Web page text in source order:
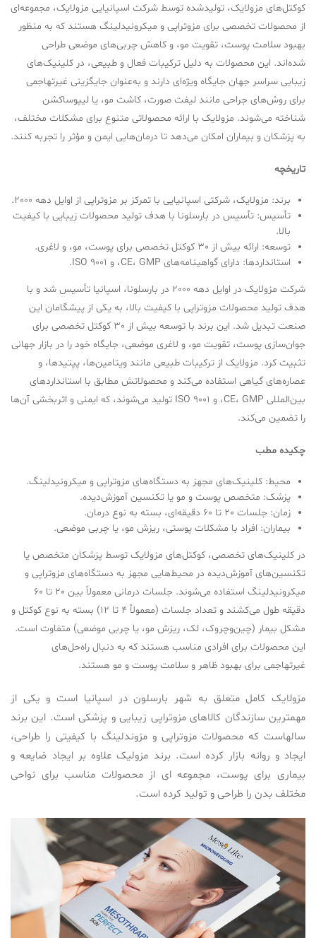
کوکتل‌های مزولایک، تولیدشده توسط شرکت اسپانیایی مزولایک، مجموعه‌ای
از محصولات تخصصی برای مزوتراپی و میکرونیدلینگ هستند که به منظور
بهبود سلامت پوست، تقویت مو، و کاهش چربی‌های موضعی طراحی
شده‌اند. این محصولات به دلیل ترکیبات فعال و طبیعی، در کلینیک‌های
زیبایی سراسر جهان جایگاه ویژه‌ای دارند و به‌عنوان جایگزینی غیرتهاجمی
برای روش‌های جراحی مانند لیفت صورت، کاشت مو، یا لیپوساکشن
شناخته می‌شوند. مزولایک با ارائه محصولاتی متنوع برای مشکلات مختلف،
به پزشکان و بیماران امکان می‌دهد تا درمان‌هایی ایمن و مؤثر را تجربه کنند.
تاریخچه
برند: مزولایک، شرکتی اسپانیایی با تمرکز بر مزوتراپی از اوایل دهه 2000.
تأسیس: تأسیس در بارسلونا با هدف تولید محصولات زیبایی با کیفیت
بالا.
توسعه: ارائه بیش از 30 کوکتل تخصصی برای پوست، مو، و لاغری.
استانداردها: دارای گواهینامه‌های CE، GMP، و ISO 9001.
شرکت مزولایک در اوایل دهه 2000 در بارسلونا، اسپانیا تأسیس شد و با
هدف تولید محصولات مزوتراپی با کیفیت بالا، به یکی از پیشگامان این
صنعت تبدیل شد. این برند با توسعه بیش از 30 کوکتل تخصصی برای
جوان‌سازی پوست، تقویت مو، و لاغری موضعی، جایگاه خود را در بازار جهانی
تثبیت کرد. مزولایک از ترکیبات طبیعی مانند ویتامین‌ها، پپتیدها، و
عصاره‌های گیاهی استفاده می‌کند و محصولاتش مطابق با استانداردهای
بین‌المللی CE، GMP، و ISO 9001 تولید می‌شوند، که ایمنی و اثربخشی آن‌ها
را تضمین می‌کند.
چکیده مطب
محیط: کلینیک‌های مجهز به دستگاه‌های مزوتراپی و میکرونیدلینگ.
پزشک: متخصص پوست و مو یا تکنسین آموزش‌دیده.
زمان: جلسات 20 تا 60 دقیقه‌ای، بسته به نوع درمان.
بیماران: افراد با مشکلات پوستی، ریزش مو، یا چربی موضعی.
در کلینیک‌های تخصصی، کوکتل‌های مزولایک توسط پزشکان متخصص یا
تکنسین‌های آموزش‌دیده در محیط‌هایی مجهز به دستگاه‌های مزوتراپی و
میکرونیدلینگ استفاده می‌شوند. جلسات درمانی معمولاً بین 20 تا 60
دقیقه طول می‌کشند و تعداد جلسات (معمولاً 4 تا 12) بسته به نوع کوکتل و
مشکل بیمار (چین‌وچروک، لک، ریزش مو، یا چربی موضعی) متفاوت است.
این محصولات برای افرادی مناسب هستند که به دنبال راه‌حل‌های
غیرتهاجمی برای بهبود ظاهر و سلامت پوست و مو هستند.
مزولایک کامل متعلق به شهر بارسلون در اسپانیا است و یکی از
مهمترین سازندگان کالاهای مزوتراپی زیبایی و پزشکی است. این برند
سالهاست که محصولات مزوتراپی و مزوندلینگ با کیفیتی را طراحی،
ایجاد و روانه بازار کرده است. برند مزولیک علاوه بر ایجاد ضایعه و
بیماری برای پوست، مجموعه ای از محصولات مناسب برای نواحی
مختلف بدن را طراحی و تولید کرده است.